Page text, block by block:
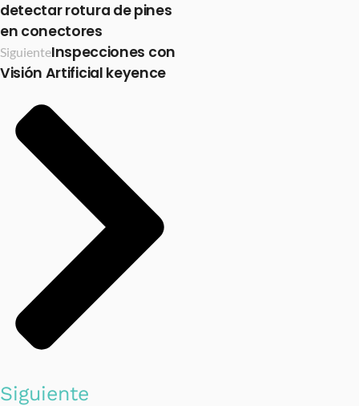
detectar rotura de pines
en conectores
SiguienteInspecciones con
Visión Artificial keyence
Siguiente